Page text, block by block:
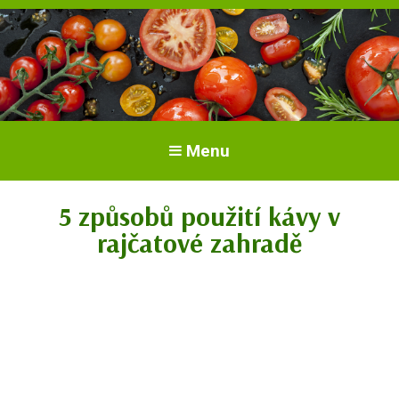
Odrůdy a sazenice.
Menu
5 způsobů použití kávy v
rajčatové zahradě